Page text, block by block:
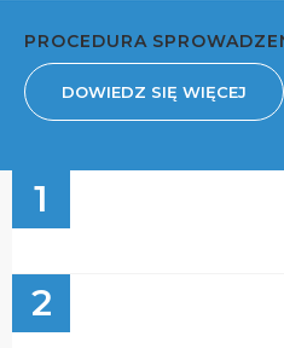
PROCEDURA
DOWIEDZ SIĘ WIĘCEJ
1
2